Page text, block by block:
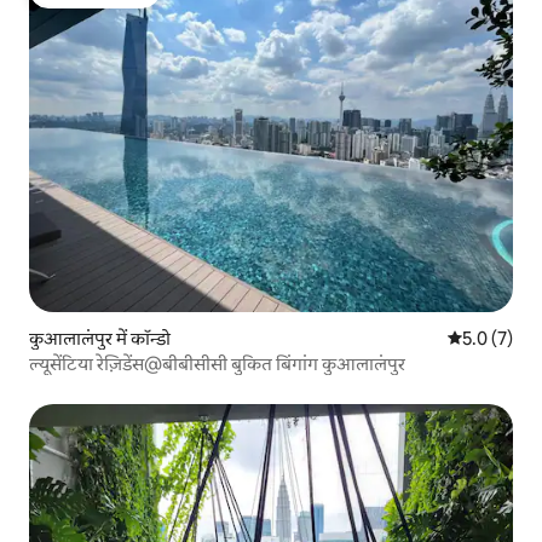
कुआलालंपुर में कॉन्डो औसत रेटिंग 5
5.0 (7)
ल्यूसेंटिया रेज़िडेंस@बीबीसीसी बुकित बिंगांग कुआलालंपुर